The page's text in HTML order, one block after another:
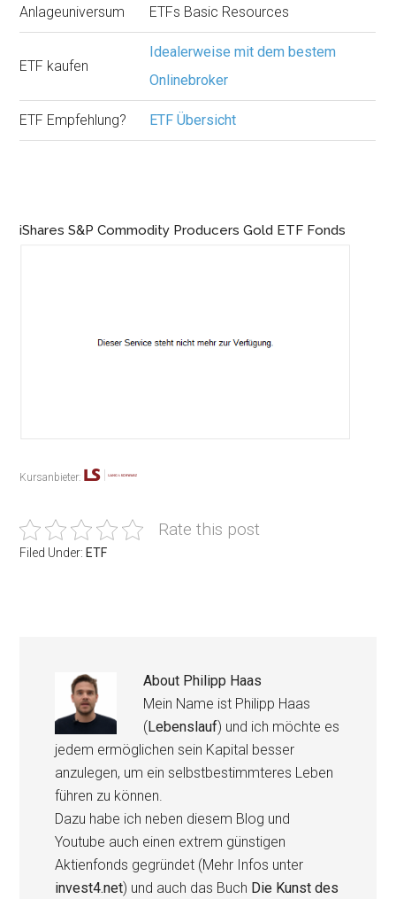
Anlageuniversum ETFs Basic Resources
ETF kaufen
Idealerweise mit dem bestem
Onlinebroker
ETF Empfehlung? ETF Übersicht
iShares S&P Commodity Producers Gold ETF Fonds
Kursanbieter:
Rate this post
Filed Under: ETF
About Philipp Haas
Mein Name ist Philipp Haas
(Lebenslauf) und ich möchte es
jedem ermöglichen sein Kapital besser
anzulegen, um ein selbstbestimmteres Leben
führen zu können.
Dazu habe ich neben diesem Blog und
Youtube auch einen extrem günstigen
Aktienfonds gegründet (Mehr Infos unter
invest4.net) und auch das Buch Die Kunst des